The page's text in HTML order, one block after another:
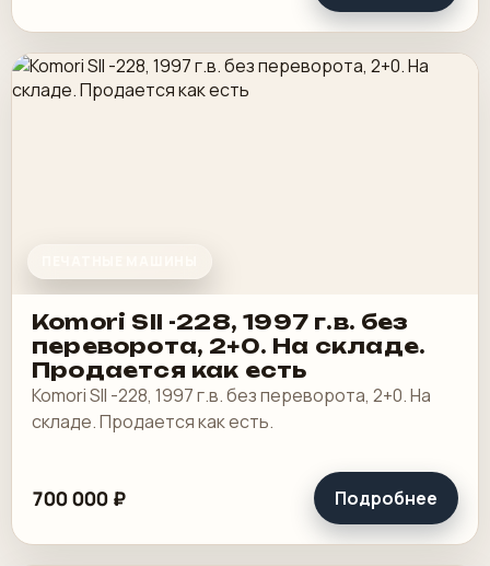
Komori SII -228, 1997 г.в. без
переворота, 2+0. На складе.
Продается как есть
Komori SII -228, 1997 г.в. без переворота, 2+0. На
складе. Продается как есть.
700 000 ₽ Подробнее